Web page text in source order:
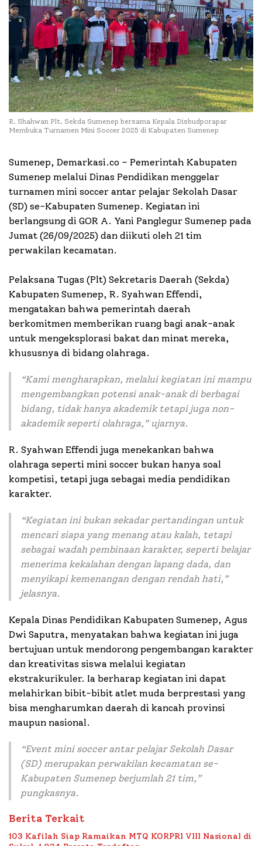
R. Shahwan Plt. Sekda Sumenep bersama Kepala Disbudporapar
Membuka Turnamen Mini Soccer 2025 di Kabupaten Sumenep
Sumenep, Demarkasi.co – Pemerintah Kabupaten
Sumenep melalui Dinas Pendidikan menggelar
turnamen mini soccer antar pelajar Sekolah Dasar
(SD) se-Kabupaten Sumenep. Kegiatan ini
berlangsung di GOR A. Yani Panglegur Sumenep pada
Jumat (26/09/2025) dan diikuti oleh 21 tim
perwakilan kecamatan.
Pelaksana Tugas (Plt) Sekretaris Daerah (Sekda)
Kabupaten Sumenep, R. Syahwan Effendi,
mengatakan bahwa pemerintah daerah
berkomitmen memberikan ruang bagi anak-anak
untuk mengeksplorasi bakat dan minat mereka,
khususnya di bidang olahraga.
“Kami mengharapkan, melalui kegiatan ini mampu
mengembangkan potensi anak-anak di berbagai
bidang, tidak hanya akademik tetapi juga non-
akademik seperti olahraga,” ujarnya.
R. Syahwan Effendi juga menekankan bahwa
olahraga seperti mini soccer bukan hanya soal
kompetisi, tetapi juga sebagai media pendidikan
karakter.
“Kegiatan ini bukan sekadar pertandingan untuk
mencari siapa yang menang atau kalah, tetapi
sebagai wadah pembinaan karakter, seperti belajar
menerima kekalahan dengan lapang dada, dan
menyikapi kemenangan dengan rendah hati,”
jelasnya.
Kepala Dinas Pendidikan Kabupaten Sumenep, Agus
Dwi Saputra, menyatakan bahwa kegiatan ini juga
bertujuan untuk mendorong pengembangan karakter
dan kreativitas siswa melalui kegiatan
ekstrakurikuler. Ia berharap kegiatan ini dapat
melahirkan bibit-bibit atlet muda berprestasi yang
bisa mengharumkan daerah di kancah provinsi
maupun nasional.
“Event mini soccer antar pelajar Sekolah Dasar
(SD) merupakan perwakilan kecamatan se-
Kabupaten Sumenep berjumlah 21 tim,”
pungkasnya.
Berita Terkait
103 Kafilah Siap Ramaikan MTQ KORPRI VIII Nasional di